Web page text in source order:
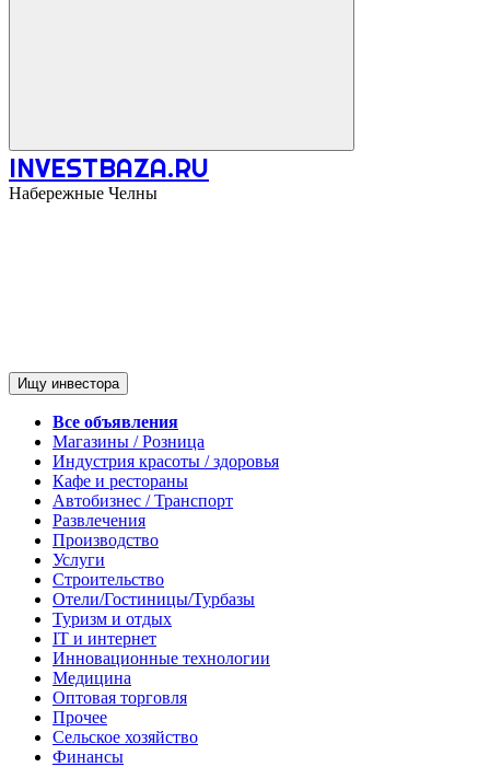
INVESTBAZA.RU
Набережные Челны
Ищу инвестора
Все объявления
Магазины / Розница
Индустрия красоты / здоровья
Кафе и рестораны
Автобизнес / Транспорт
Развлечения
Производство
Услуги
Строительство
Отели/Гостиницы/Турбазы
Туризм и отдых
IT и интернет
Инновационные технологии
Медицина
Оптовая торговля
Прочее
Сельское хозяйство
Финансы